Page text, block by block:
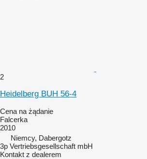
2
Heidelberg BUH 56-4
Cena na żądanie
Falcerka
2010
Niemcy, Dabergotz
3p Vertriebsgesellschaft mbH
Kontakt z dealerem